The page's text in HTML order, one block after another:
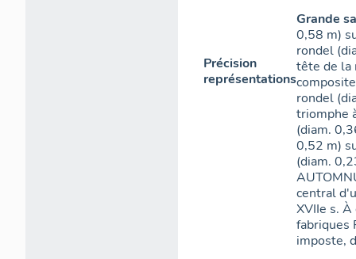
Précision
représentations
Grande
0,58 m)
rondel
tête de la
rondel
triomphe
(diam.
0,52 m)
(diam.
central
XVIIe s.
fabriques
imposte,